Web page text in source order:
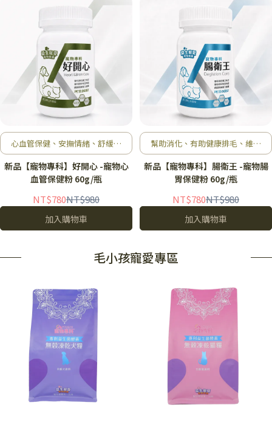
心血管保健、安撫情緒、舒緩壓
力、維持活力
新品【寵物專科】好開心 -寵物心
血管保健粉 60g/瓶
NT$780NT$980
加入購物車
幫助消化、有助健康排毛、維護
腸胃健康、促進新陳代謝
新品【寵物專科】腸衛王 -寵物腸
胃保健粉 60g/瓶
NT$780NT$980
加入購物車
毛小孩寵愛專區